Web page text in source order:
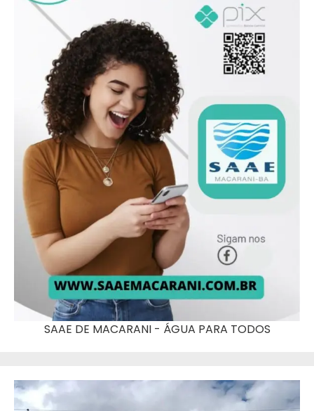
SAAE DE MACARANI - ÁGUA PARA TODOS